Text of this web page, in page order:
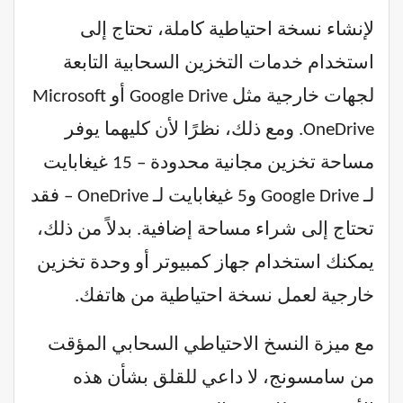
لإنشاء نسخة احتياطية كاملة، تحتاج إلى
استخدام خدمات التخزين السحابية التابعة
لجهات خارجية مثل Google Drive أو Microsoft
OneDrive. ومع ذلك، نظرًا لأن كليهما يوفر
مساحة تخزين مجانية محدودة – 15 غيغابايت
لـ Google Drive و5 غيغابايت لـ OneDrive – فقد
تحتاج إلى شراء مساحة إضافية. بدلاً من ذلك،
يمكنك استخدام جهاز كمبيوتر أو وحدة تخزين
خارجية لعمل نسخة احتياطية من هاتفك.
مع ميزة النسخ الاحتياطي السحابي المؤقت
من سامسونج، لا داعي للقلق بشأن هذه